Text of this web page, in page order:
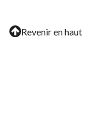
Revenir en haut